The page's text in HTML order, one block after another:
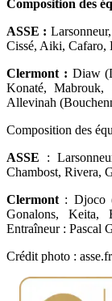
Composition des
ASSE :
Cissé, Aiki, Cafaro,
Clermont : Diaw
Konaté, Mabrouk,
Allevinah
Composition des
ASSE :
Chambost, Rivera,
Clermont : Djoco
Gonalons, Keita,
Entraîneur : Pascal
Crédit photo : asse.fr